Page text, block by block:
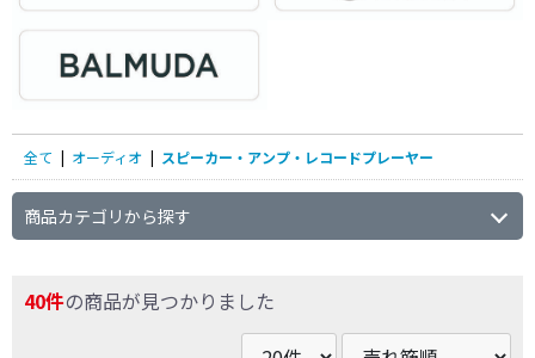
全て | オーディオ | スピーカー・アンプ・レコードプレーヤー
商品カテゴリから探す
40件の商品が見つかりました